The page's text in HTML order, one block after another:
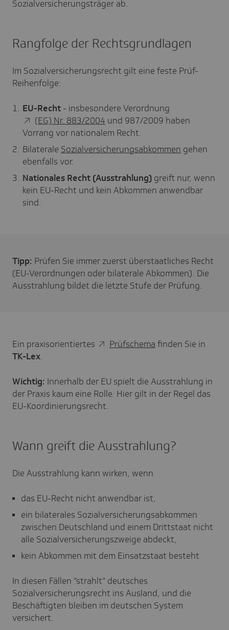
Sozialversicherungsträger ab.
Rangfolge der Rechtsgrundlagen
Im Sozialversicherungsrecht gilt eine feste Prüf-
Reihenfolge:
EU-Recht - insbesondere Verordnung
(EG) Nr. 883/2004 und 987/2009 haben
Vorrang vor nationalem Recht.
Bilaterale Sozialversicherungsabkommen gehen
ebenfalls vor.
Nationales Recht (Ausstrahlung) greift nur, wenn
kein EU-Recht und kein Abkommen anwendbar
sind.
Tipp: Prüfen Sie immer zuerst überstaatliches Recht
(EU-Verordnungen oder bilaterale Abkommen). Die
Ausstrahlung bildet die letzte Stufe der Prüfung.
Ein praxisorientiertes Prüfschema finden Sie in
TK-Lex.
Wichtig: Innerhalb der EU spielt die Ausstrahlung in
der Praxis kaum eine Rolle. Hier gilt in der Regel das
EU-Koordinierungsrecht.
Wann greift die Ausstrahlung?
Die Ausstrahlung kann wirken, wenn
das EU-Recht nicht anwendbar ist,
ein bilaterales Sozialversicherungsabkommen
zwischen Deutschland und einem Drittstaat nicht
alle Sozialversicherungszweige abdeckt,
kein Abkommen mit dem Einsatzstaat besteht
In diesen Fällen "strahlt" deutsches
Sozialversicherungsrecht ins Ausland, und die
Beschäftigten bleiben im deutschen System
versichert.